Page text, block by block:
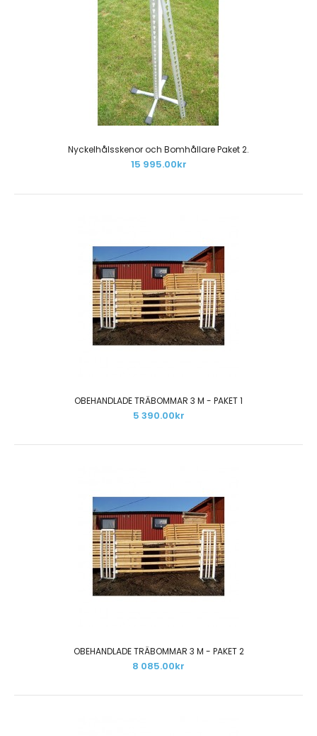
Paketet innehåller: 20 st nyckelhålsskenor i aluminium
och 40 st nylonbomhållare...
Nyckelhålsskenor och Bomhållare Paket 2.
15 995.00kr
och 80 st nylonbomhållare...
Nyckelhålsskenor och Bomhållare Paket 2.
15 995.00kr
OBEHANDLADE TRÄBOMMAR 3 M - PAKET 1
5 390.00kr
OBEHANDLADE TRÄBOMMAR 3 M - PAKET 2
8 085.00kr